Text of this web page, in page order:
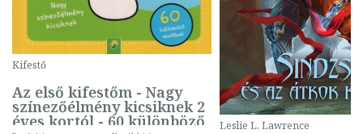
Kifestő
Az első kifestőm - Nagy
színezőélmény kicsiknek 2
éves kortól - 60 különböző Leslie L. Lawrence